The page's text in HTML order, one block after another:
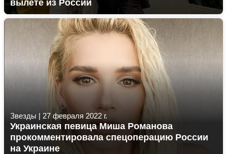
вылете из России
Звезды | 27 февраля 2022 г.
Украинская певица Миша Романова
прокомментировала спецоперацию России
на Украине